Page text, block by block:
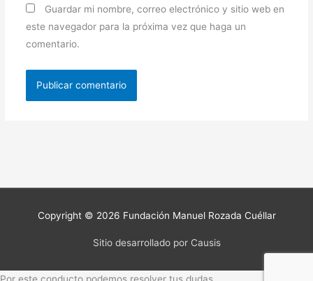
Guardar mi nombre, correo electrónico y sitio web en
este navegador para la próxima vez que haga un
comentario.
Copyright © 2026 Fundación Manuel Rozada Cuéllar
Sitio desarrollado por Causis